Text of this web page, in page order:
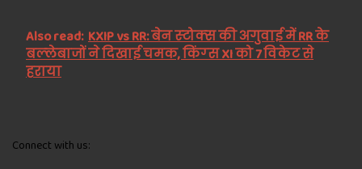
Also read: KXIP vs RR: बेन स्‍टोक्‍स की अगुवाई में RR के
बल्‍लेबाजों ने दिखाई चमक, किंग्‍स XI को 7 विकेट से
हराया
Connect with us: